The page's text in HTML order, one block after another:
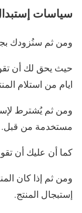
سياسات
ومن ثم سنُزودك
ايام من استلام
ومن ثم يُشترط
مستخدمة من قبل.
كما أن عليك أن
ومن ثم إذا كان
إستبجال المنتج.